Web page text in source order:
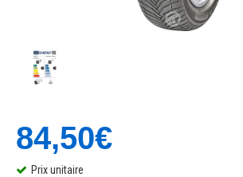
84,50€
Prix unitaire